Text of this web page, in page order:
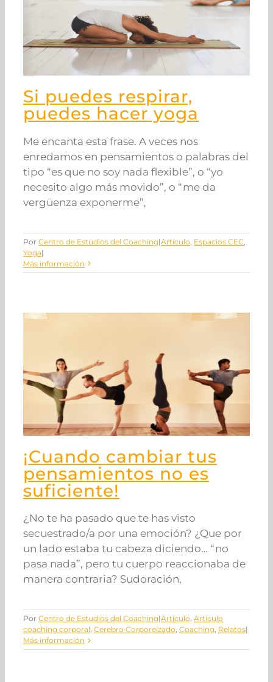
Si puedes respirar,
puedes hacer yoga
Me encanta esta frase. A veces nos
enredamos en pensamientos o palabras del
tipo “es que no soy nada flexible”, o “yo
necesito algo más movido”, o “me da
vergüenza exponerme”,
Por Centro de Estudios del Coaching|Artículo Espacios CEC
Yoga|
Más información
¡Cuando cambiar tus
pensamientos no es
suficiente!
¿No te ha pasado que te has visto
secuestrado/a por una emoción? ¿Que por
un lado estaba tu cabeza diciendo… “no
pasa nada”, pero tu cuerpo reaccionaba de
manera contraria? Sudoración,
Por Centro de Estudios del Coaching|Artículo, Artículo
coaching corporal, Cerebro Corporeizado, Coaching, Relatos|
Más información